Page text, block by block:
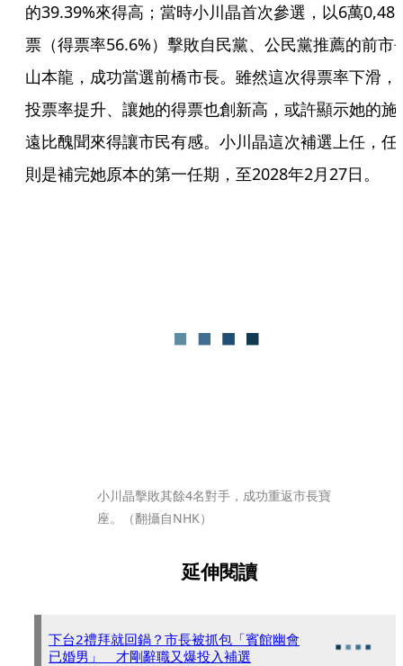
的39.39%來得高；當時小川晶首次參選，以6萬0,486
票（得票率56.6%）擊敗自民黨、公民黨推薦的前市
山本龍，成功當選前橋市長。雖然這次得票率下滑，
投票率提升、讓她的得票也創新高，或許顯示她的施
遠比醜聞來得讓市民有感。小川晶這次補選上任，任
則是補完她原本的第一任期，至2028年2月27日。
小川晶擊敗其餘4名對手，成功重返市長寶
座。（翻攝自NHK）
延伸閱讀
下台2禮拜就回鍋？市長被抓包「賓館幽會
已婚男」 才剛辭職又爆投入補選